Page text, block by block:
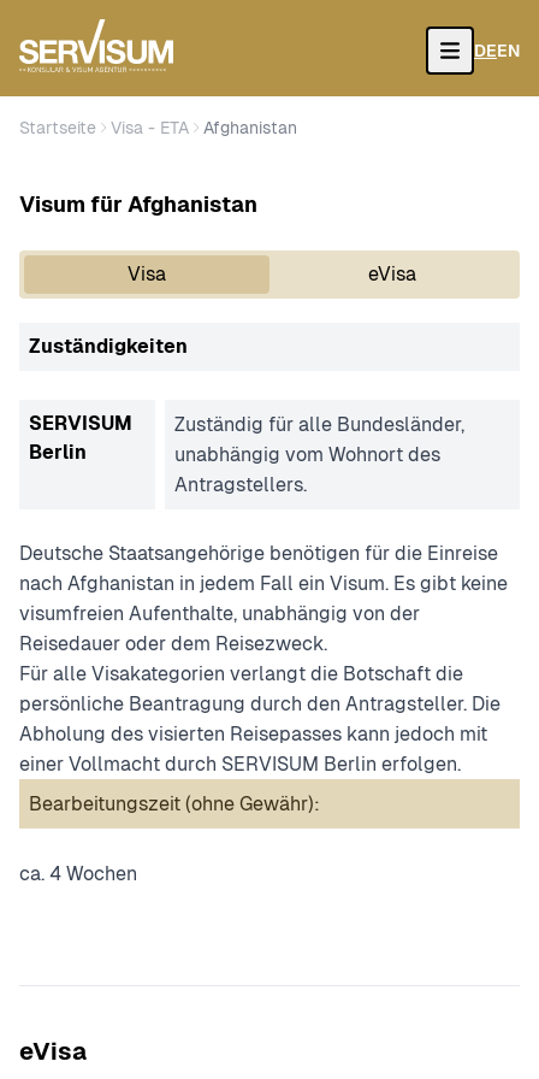
Open
DEEN
Startseite Visa - ETA Afghanistan
Visum für Afghanistan
Visa eVisa
Zuständigkeiten
SERVISUM
Berlin
Zuständig für alle Bundesländer,
unabhängig vom Wohnort des
Antragstellers.
Deutsche Staatsangehörige benötigen für die Einreise
nach Afghanistan in jedem Fall ein Visum. Es gibt keine
visumfreien Aufenthalte, unabhängig von der
Reisedauer oder dem Reisezweck.
Für alle Visakategorien verlangt die Botschaft die
persönliche Beantragung durch den Antragsteller. Die
Abholung des visierten Reisepasses kann jedoch mit
einer Vollmacht durch SERVISUM Berlin erfolgen.
Bearbeitungszeit (ohne Gewähr):
ca. 4 Wochen
eVisa